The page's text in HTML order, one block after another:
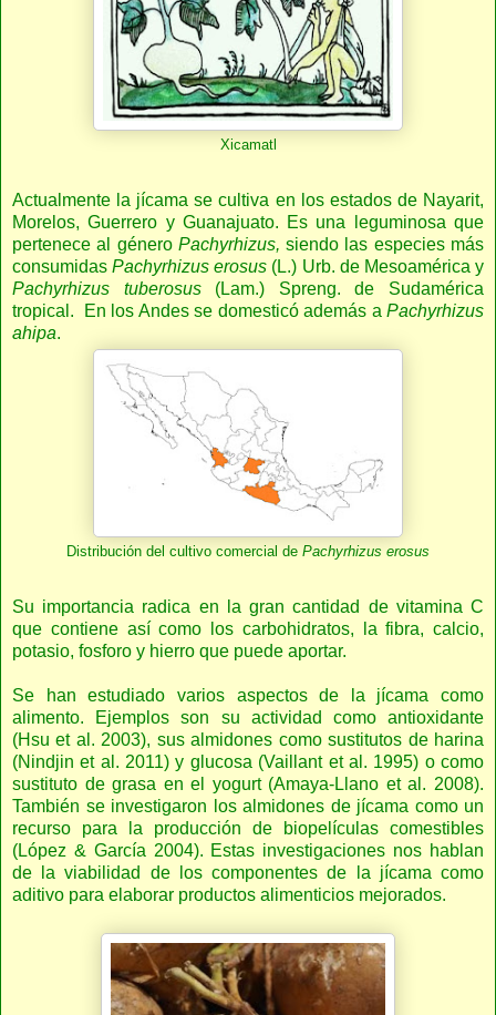
Xicamatl
Actualmente la jícama se cultiva en los estados de Nayarit,
Morelos, Guerrero y Guanajuato. Es una leguminosa que
pertenece al género Pachyrhizus, siendo las especies más
consumidasPachyrhizus erosus (L.) Urb. de Mesoamérica y
Pachyrhizus tuberosus(Lam.) Spreng. de Sudamérica
tropical. En los Andes se domesticó además a Pachyrhizus
ahipa.
Distribución del cultivo comercial de Pachyrhizus erosus
Su importancia radica en la gran cantidad de vitamina C
que contiene así como los carbohidratos, la fibra, calcio,
potasio, fosforo y hierro que puede aportar.
Se han estudiado varios aspectos de la jícama como
alimento. Ejemplos son su actividad como antioxidante
(Hsu et al. 2003), sus almidones como sustitutos de harina
(Nindjin et al. 2011) y glucosa (Vaillant et al. 1995) o como
sustituto de grasa en el yogurt (Amaya-Llano et al. 2008).
También se investigaron los almidones de jícama como un
recurso para la producción de biopelículas comestibles
(López & García 2004). Estas investigaciones nos hablan
de la viabilidad de los componentes de la jícama como
aditivo para elaborar productos alimenticios mejorados.